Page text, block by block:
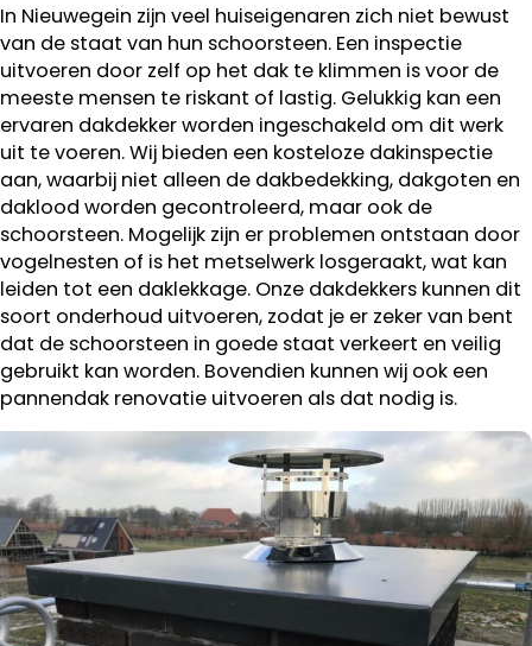
In Nieuwegein zijn veel huiseigenaren zich niet bewust
van de staat van hun schoorsteen. Een inspectie
uitvoeren door zelf op het dak te klimmen is voor de
meeste mensen te riskant of lastig. Gelukkig kan een
ervaren dakdekker worden ingeschakeld om dit werk
uit te voeren. Wij bieden een kosteloze dakinspectie
aan, waarbij niet alleen de dakbedekking, dakgoten en
daklood worden gecontroleerd, maar ook de
schoorsteen. Mogelijk zijn er problemen ontstaan door
vogelnesten of is het metselwerk losgeraakt, wat kan
leiden tot een daklekkage. Onze dakdekkers kunnen dit
soort onderhoud uitvoeren, zodat je er zeker van bent
dat de schoorsteen in goede staat verkeert en veilig
gebruikt kan worden. Bovendien kunnen wij ook een
pannendak renovatie uitvoeren als dat nodig is.